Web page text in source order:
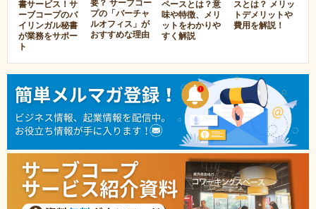
書サービス！サ
ーブコープのバ
イリンガル秘書
が業務をサポー
ト
要？ サーブコー
プの「バーチャ
ルオフィス」が
おすすめな理由
ペースとは？意
味や特徴、メリ
ットをわかりや
すく解説
スとは？ メリッ
トデメリットや
費用を解説！